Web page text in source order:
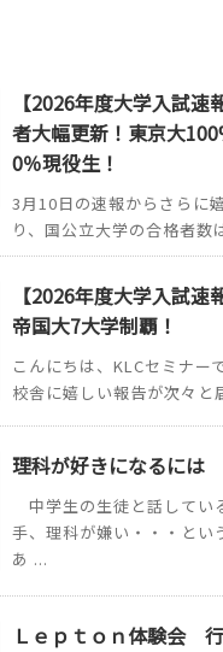
【2026年度大学入試速
者大幅更新！東京大
0％現役生！
3月10日の速報からさらに
り、国公立大学の合格者数
【2026年度大学入試速
帝国大7大学制覇！
こんにちは、KLCセミナー
校舎に嬉しい報告が次々と
理科が好きになるには
中学生の生徒と話してい
手、理科が嫌い・・・とい
あ ...
Ｌｅｐｔｏｎ体験会